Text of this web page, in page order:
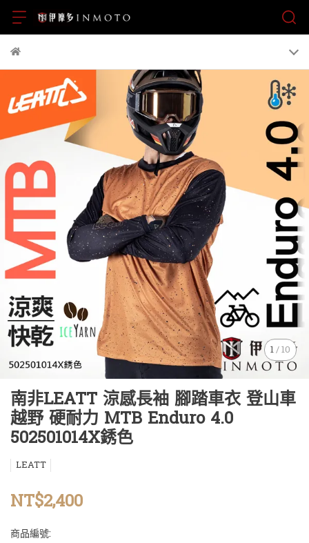
1/10
南非LEATT 涼感長袖 腳踏車衣 登山車
越野 硬耐力 MTB Enduro 4.0
502501014X銹色
LEATT
NT$2,400
商品編號: